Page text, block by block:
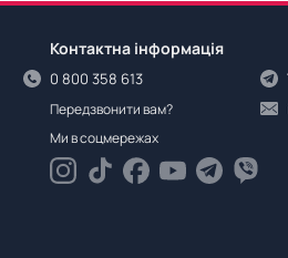
Контактна інформація
0 800 358 613
Передзвонити вам?
Ми в соцмережах